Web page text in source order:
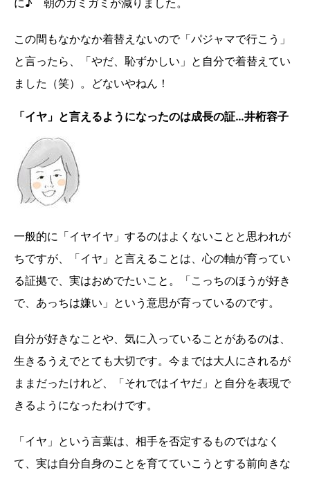
に♪ 朝のガミガミが減りました。
この間もなかなか着替えないので「パジャマで行こう」
と言ったら、「やだ、恥ずかしい」と自分で着替えてい
ました（笑）。どないやねん！
「イヤ」と言えるようになったのは成長の証…井桁容子
一般的に「イヤイヤ」するのはよくないことと思われが
ちですが、「イヤ」と言えることは、心の軸が育ってい
る証拠で、実はおめでたいこと。「こっちのほうが好き
で、あっちは嫌い」という意思が育っているのです。
自分が好きなことや、気に入っていることがあるのは、
生きるうえでとても大切です。今までは大人にされるが
ままだったけれど、「それではイヤだ」と自分を表現で
きるようになったわけです。
「イヤ」という言葉は、相手を否定するものではなく
て、実は自分自身のことを育てていこうとする前向きな